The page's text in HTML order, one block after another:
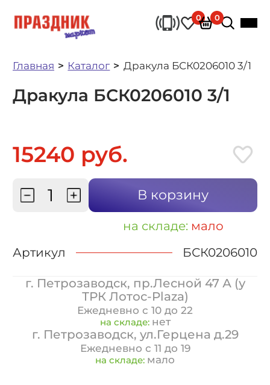
0 0
Главная Каталог Дракула БСК0206010 3/1
Дракула БСК0206010 3/1
15240 руб.
В корзину
на складе: мало
Артикул
БСК0206010
г. Петрозаводск, пр.Лесной 47 А (у
ТРК Лотос-Plaza)
Ежедневно с 10 до 22
на складе: нет
г. Петрозаводск, ул.Герцена д.29
Ежедневно с 11 до 19
на складе: мало